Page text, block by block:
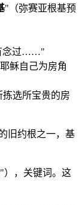
"（弥赛亚根基预
念过……"
稣自己为房角
选所宝贵的房
旧约根之一，基
），关键词。这